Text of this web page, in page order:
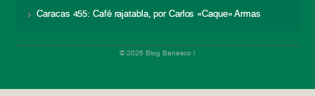
Caracas 455: Café rajatabla, por Carlos «Caque» Armas
© 2026 Blog Banesco |